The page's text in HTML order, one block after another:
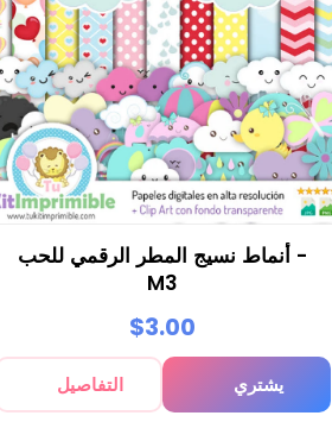
أنماط نسيج المطر الرقمي للحب -
M3
$3.00
التفاصيل يشتري